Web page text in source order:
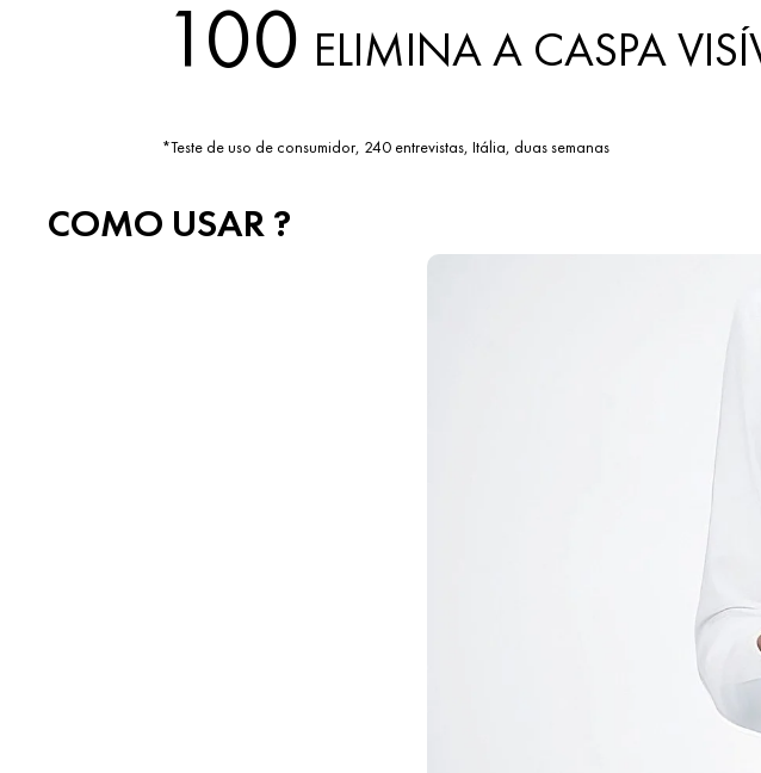
100 ELIMINA A CASPA
*Teste de uso de consumidor, 240 entrevistas, Itália, duas semanas
COMO USAR ?